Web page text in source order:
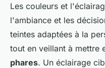
Les couleurs et
l'ambiance et les
teintes adaptées à la
tout en veillant à mettre
phares. Un éclairage